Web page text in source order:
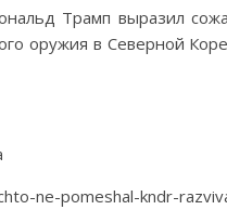
Трамп выразил
оружия в Северной
ne-pomeshal-kndr-